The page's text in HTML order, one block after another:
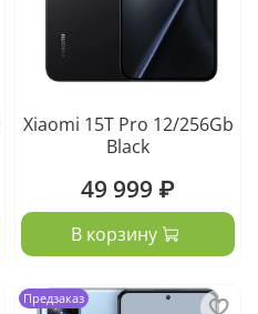
Xiaomi 15T Pro 12/256Gb
Black
49 999 ₽
В корзину
Предзаказ